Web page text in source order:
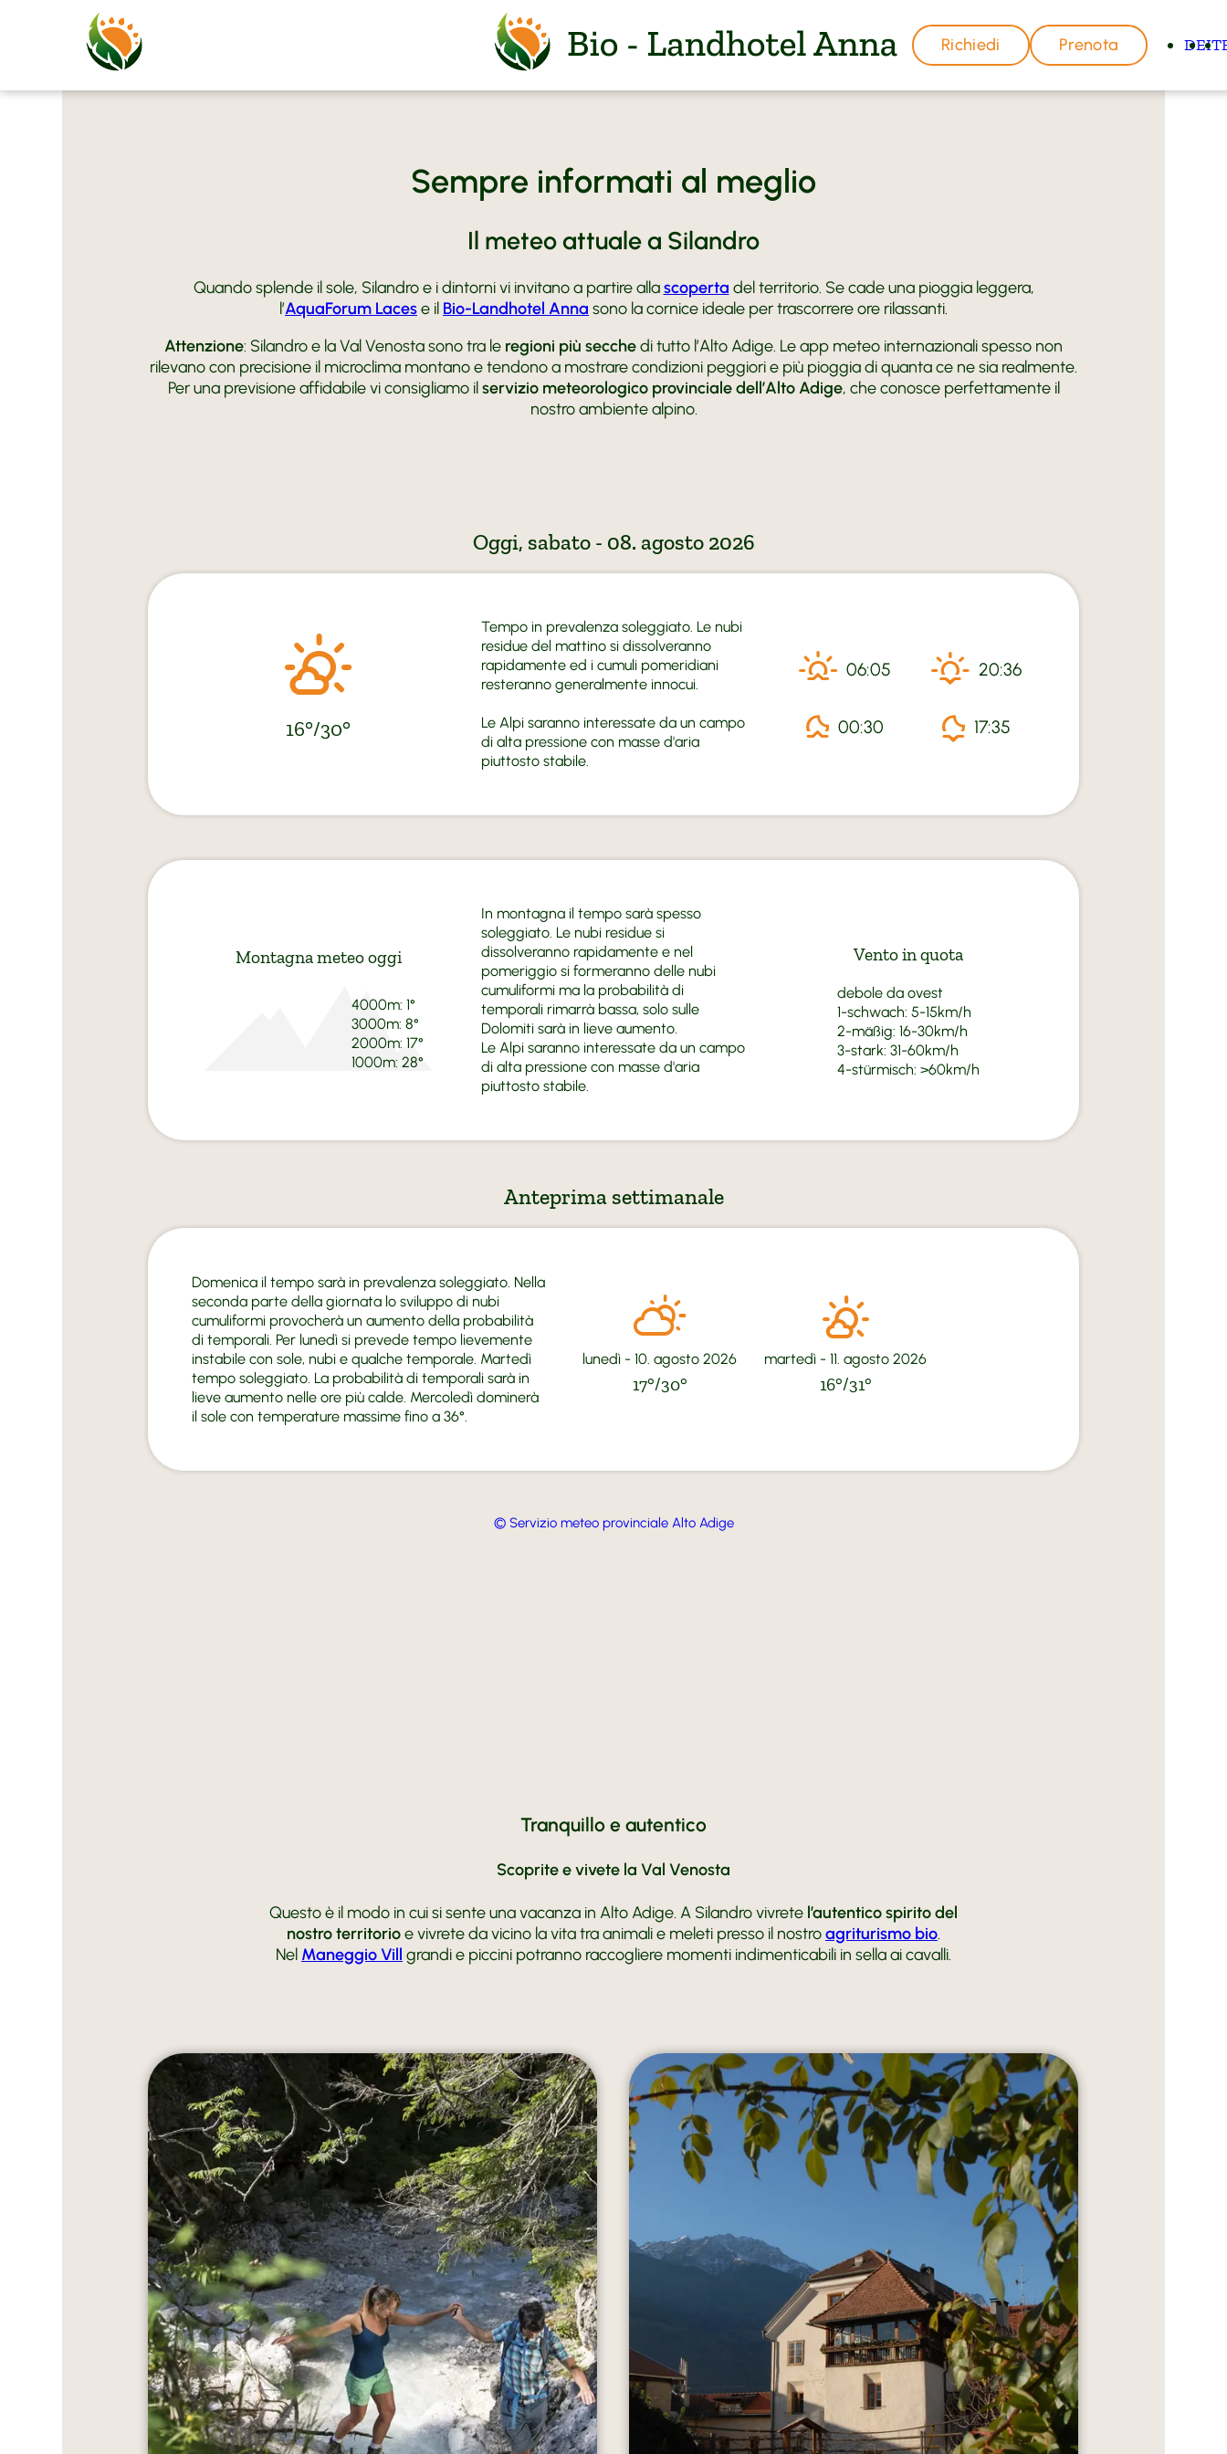
Richiedi Prenota DEIT
BIO-Landhotel Anna
Atmosfera
Sapori BIO
FAQ
Camere e offerte
Camere
Offerte
Prezzi e informazioni
Vacanza in Val Venosta
Silandro
Vacanza attiva
Agriturismo biologico
Sempre informati al meglio
Il meteo attuale a Silandro
Quando splende il sole, Silandro e i dintorni vi invitano a partire allascoperta del territorio. Se cade una pioggia leggera,
l’AquaForum Lacese il Bio-Landhotel Anna sono la cornice ideale per trascorrere ore rilassanti.
Attenzione: Silandro e la Val Venosta sono tra le regioni più secchedi tutto l’Alto Adige. Le app meteo internazionali spesso non
rilevano con precisione il microclima montano e tendono a mostrare condizioni peggiori e più pioggia di quanta ce ne sia realmente.
Per una previsione affidabile vi consigliamo ilservizio meteorologico provinciale dell’Alto Adige, che conosce perfettamente il
nostro ambiente alpino.
Oggi, sabato - 08. agosto 2026
16°/30°
Tempo in prevalenza soleggiato. Le nubi
residue del mattino si dissolveranno
rapidamente ed i cumuli pomeridiani
resteranno generalmente innocui.
Le Alpi saranno interessate da un campo
di alta pressione con masse d'aria
piuttosto stabile.
06:05 20:36
00:30 17:35
Montagna meteo oggi
4000m: 1°
3000m: 8°
2000m: 17°
1000m: 28°
In montagna il tempo sarà spesso
soleggiato. Le nubi residue si
dissolveranno rapidamente e nel
pomeriggio si formeranno delle nubi
cumuliformi ma la probabilità di
temporali rimarrà bassa, solo sulle
Dolomiti sarà in lieve aumento.
Le Alpi saranno interessate da un campo
di alta pressione con masse d'aria
piuttosto stabile.
Vento in quota
debole da ovest
1-schwach: 5-15km/h
2-mäßig: 16-30km/h
3-stark: 31-60km/h
4-stürmisch: >60km/h
Anteprima settimanale
Domenica il tempo sarà in prevalenza soleggiato. Nella
seconda parte della giornata lo sviluppo di nubi
cumuliformi provocherà un aumento della probabilità
di temporali. Per lunedì si prevede tempo lievemente
instabile con sole, nubi e qualche temporale. Martedì
tempo soleggiato. La probabilità di temporali sarà in
lieve aumento nelle ore più calde. Mercoledì dominerà
il sole con temperature massime fino a 36°.
lunedì - 10. agosto 2026
17°/30°
martedì - 11. agosto 2026
16°/31°
© Servizio meteo provinciale Alto Adige
Tranquillo e autentico
Scoprite e vivete la Val Venosta
Questo è il modo in cui si sente una vacanza in Alto Adige. A Silandro vivrete l’autentico spirito del
nostro territorioe vivrete da vicino la vita tra animali e meleti presso il nostroagriturismo bio.
Nel Maneggio Vill grandi e piccini potranno raccogliere momenti indimenticabili in sella ai cavalli.